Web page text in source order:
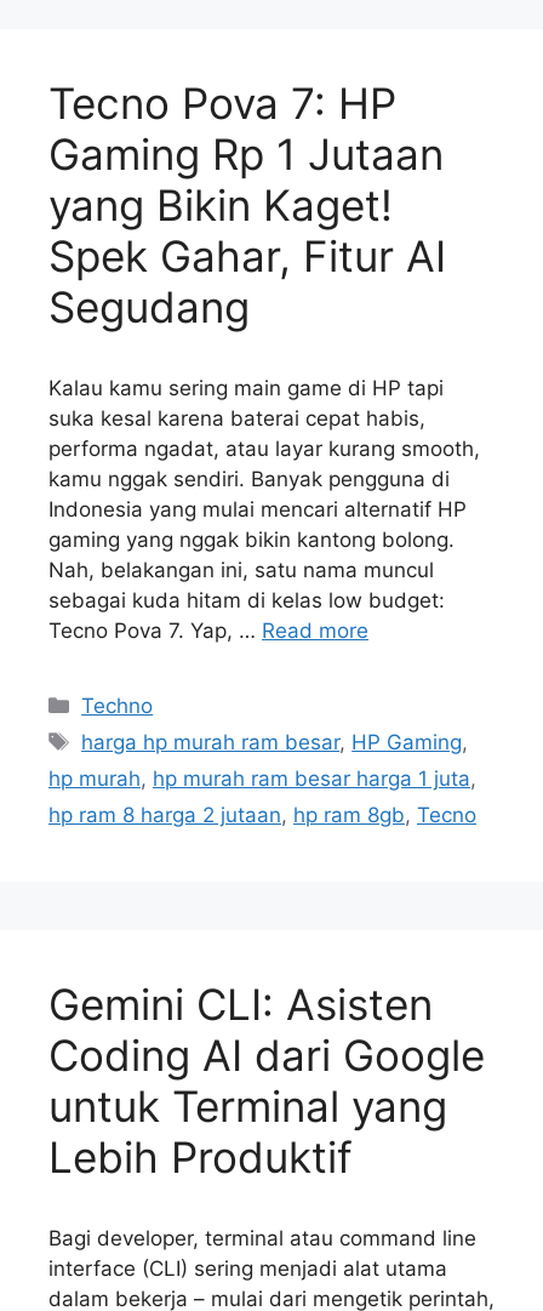
Tecno Pova 7: HP
Gaming Rp 1 Jutaan
yang Bikin Kaget!
Spek Gahar, Fitur AI
Segudang
Kalau kamu sering main game di HP tapi
suka kesal karena baterai cepat habis,
performa ngadat, atau layar kurang smooth,
kamu nggak sendiri. Banyak pengguna di
Indonesia yang mulai mencari alternatif HP
gaming yang nggak bikin kantong bolong.
Nah, belakangan ini, satu nama muncul
sebagai kuda hitam di kelas low budget:
Tecno Pova 7. Yap, … Read more
Kategori
Techno
Tag
harga hp murah ram besar, HP Gaming,
hp murah, hp murah ram besar harga 1 juta,
hp ram 8 harga 2 jutaan, hp ram 8gb, Tecno
Gemini CLI: Asisten
Coding AI dari Google
untuk Terminal yang
Lebih Produktif
Bagi developer, terminal atau command line
interface (CLI) sering menjadi alat utama
dalam bekerja – mulai dari mengetik perintah,